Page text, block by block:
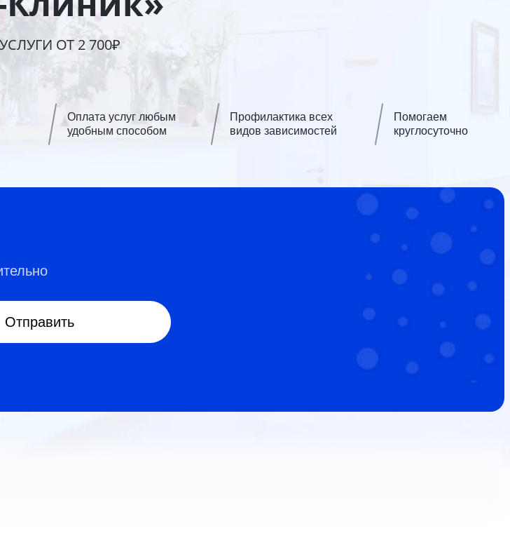
ОТ 2 700₽
Оплата услуг любым
удобным способом
Профилактика всех
видов зависимостей
Помогаем
круглосуточно
Отправить